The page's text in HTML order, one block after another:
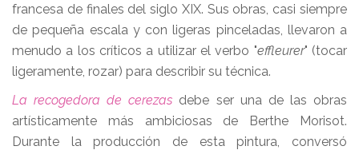
francesa de finales del siglo XIX. Sus obras, casi siempre
de pequeña escala y con ligeras pinceladas, llevaron a
menudo a los críticos a utilizar el verbo "effleurer" (tocar
ligeramente, rozar) para describir su técnica.
La recogedora de cerezas debe ser una de las obras
artísticamente más ambiciosas de Berthe Morisot.
Durante la producción de esta pintura, conversó